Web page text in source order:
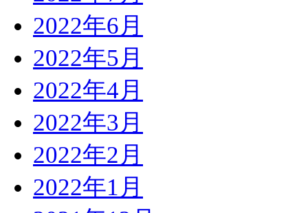
2022年6月
2022年5月
2022年4月
2022年3月
2022年2月
2022年1月